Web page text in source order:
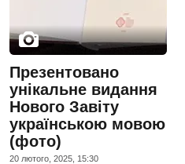
Презентовано
унікальне видання
Нового Завіту
українською мовою
(фото)
20 лютого, 2025, 15:30